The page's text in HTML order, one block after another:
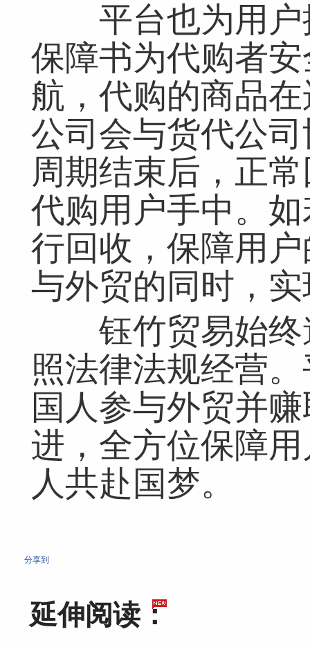
平台也为用户
保障书为代购者
航，代购的商品
公司会与货代公
周期结束后，正
代购用户手中。
行回收，保障用
与外贸的同时，
钰竹贸易始终
照法律法规经营
国人参与外贸并
进，全方位保障
人共赴国梦。
分享到
延伸阅读：